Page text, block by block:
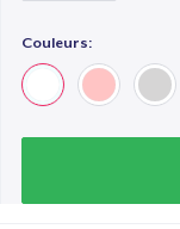
Couleurs: